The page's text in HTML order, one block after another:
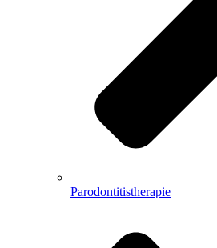
Parodontitistherapie